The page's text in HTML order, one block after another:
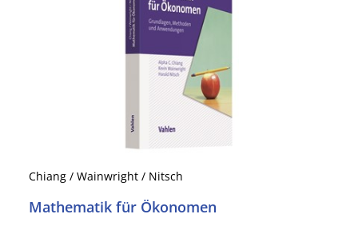
Chiang / Wainwright / Nitsch
Mathematik für Ökonomen